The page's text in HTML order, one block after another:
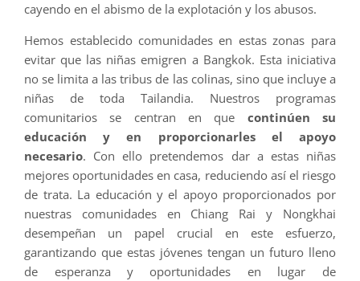
cayendo en el abismo de la explotación y los abusos.
Hemos establecido comunidades en estas zonas para
evitar que las niñas emigren a Bangkok. Esta iniciativa
no se limita a las tribus de las colinas, sino que incluye a
niñas de toda Tailandia. Nuestros programas
comunitarios se centran en que continúen su
educación y en proporcionarles el apoyo
necesario. Con ello pretendemos dar a estas niñas
mejores oportunidades en casa, reduciendo así el riesgo
de trata. La educación y el apoyo proporcionados por
nuestras comunidades en Chiang Rai y Nongkhai
desempeñan un papel crucial en este esfuerzo,
garantizando que estas jóvenes tengan un futuro lleno
de esperanza y oportunidades en lugar de